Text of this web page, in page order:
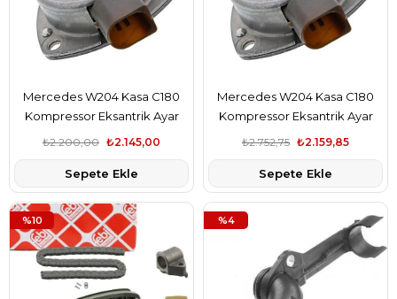
Mercedes W204 Kasa C180
Kompressor Eksantrik Ayar
Manyetik Valfi Febi Marka
₺2.145,00
₺2.200,00
Sepete Ekle
Mercedes W204 Kasa C180
Kompressor Eksantrik Ayar
Manyetik Valfi Pierburg Marka
₺2.159,85
₺2.752,75
Sepete Ekle
%10 %4